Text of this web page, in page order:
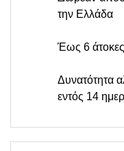
την Ελλάδα
Έως 6 άτοκες
Δυνατότητα
εντός 14